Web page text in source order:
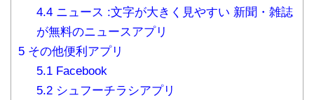
4.4ニュース :文字が大きく見やすい 新聞・雑誌
が無料のニュースアプリ
5 その他便利アプリ
5.1Facebook
5.2シュフーチラシアプリ